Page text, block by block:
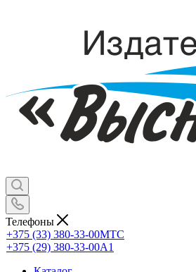
Телефоны
+375 (33) 380-33-00МТС
+375 (29) 380-33-00А1